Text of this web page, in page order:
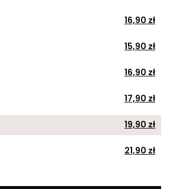
16,90 zł
15,90 zł
16,90 zł
17,90 zł
19,90 zł
21,90 zł